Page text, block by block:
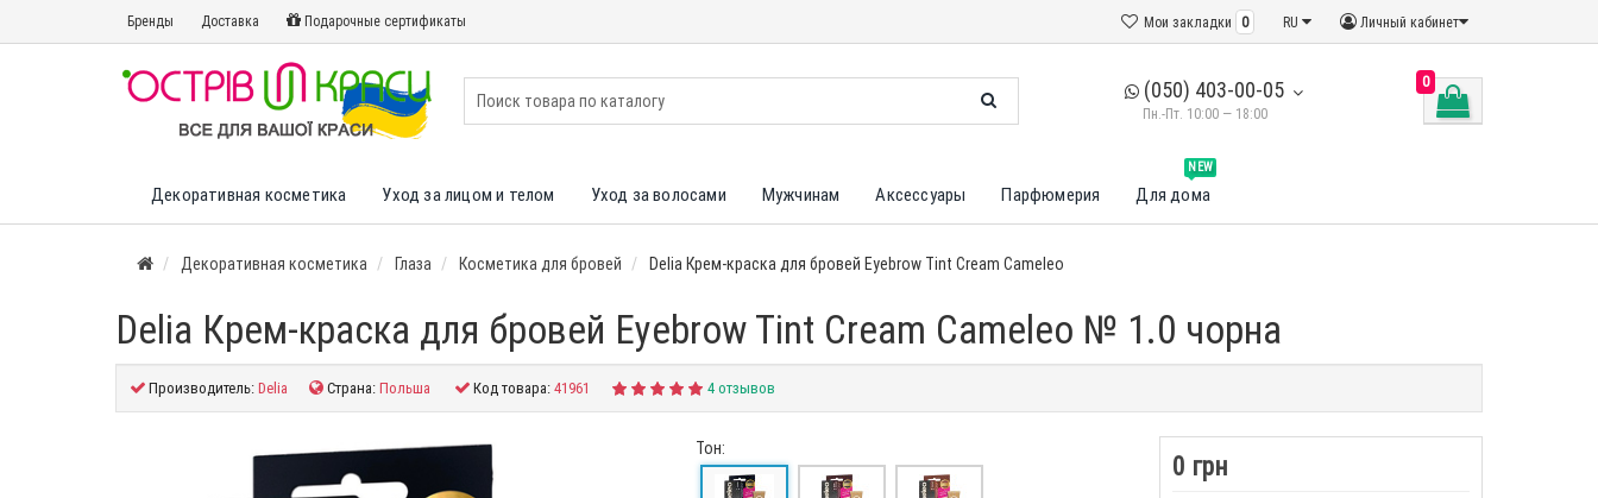
Бренды Доставка Подарочные сертификаты Личный кабинет
RU
Мои закладки 0
(050) 403-00-05
Пн.-Пт. 10:00 — 18:00
0
Декоративная косметика Уход за лицом и телом Уход за волосами Мужчинам Аксессуары Парфюмерия
NEW
Для дома
Декоративная косметика Глаза Косметика для бровей Delia Крем-краска для бровей Eyebrow Tint Cream Cameleo
Delia Крем-краска для бровей Eyebrow Tint Cream Cameleo № 1.0 чорна
Производитель:Delia Страна:Польша Код товара:41961 4 отзывов
Тон:
0 грн